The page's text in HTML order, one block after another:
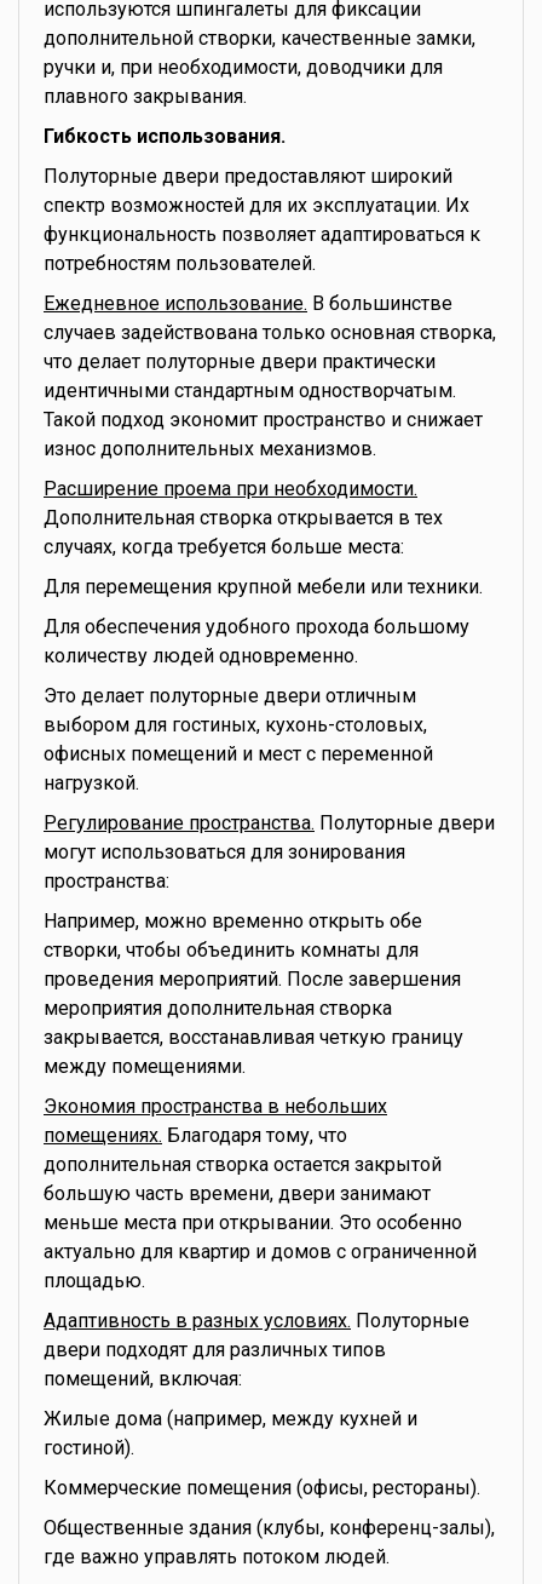
используются шпингалеты для фиксации
дополнительной створки, качественные замки,
ручки и, при необходимости, доводчики для
плавного закрывания.
Гибкость использования.
Полуторные двери предоставляют широкий
спектр возможностей для их эксплуатации. Их
функциональность позволяет адаптироваться к
потребностям пользователей.
Ежедневное использование. В большинстве
случаев задействована только основная створка,
что делает полуторные двери практически
идентичными стандартным одностворчатым.
Такой подход экономит пространство и снижает
износ дополнительных механизмов.
Расширение проема при необходимости.
Дополнительная створка открывается в тех
случаях, когда требуется больше места:
Для перемещения крупной мебели или техники.
Для обеспечения удобного прохода большому
количеству людей одновременно.
Это делает полуторные двери отличным
выбором для гостиных, кухонь-столовых,
офисных помещений и мест с переменной
нагрузкой.
Регулирование пространства. Полуторные двери
могут использоваться для зонирования
пространства:
Например, можно временно открыть обе
створки, чтобы объединить комнаты для
проведения мероприятий. После завершения
мероприятия дополнительная створка
закрывается, восстанавливая четкую границу
между помещениями.
Экономия пространства в небольших
помещениях. Благодаря тому, что
дополнительная створка остается закрытой
большую часть времени, двери занимают
меньше места при открывании. Это особенно
актуально для квартир и домов с ограниченной
площадью.
Адаптивность в разных условиях. Полуторные
двери подходят для различных типов
помещений, включая:
Жилые дома (например, между кухней и
гостиной).
Коммерческие помещения (офисы, рестораны).
Общественные здания (клубы, конференц-залы),
где важно управлять потоком людей.